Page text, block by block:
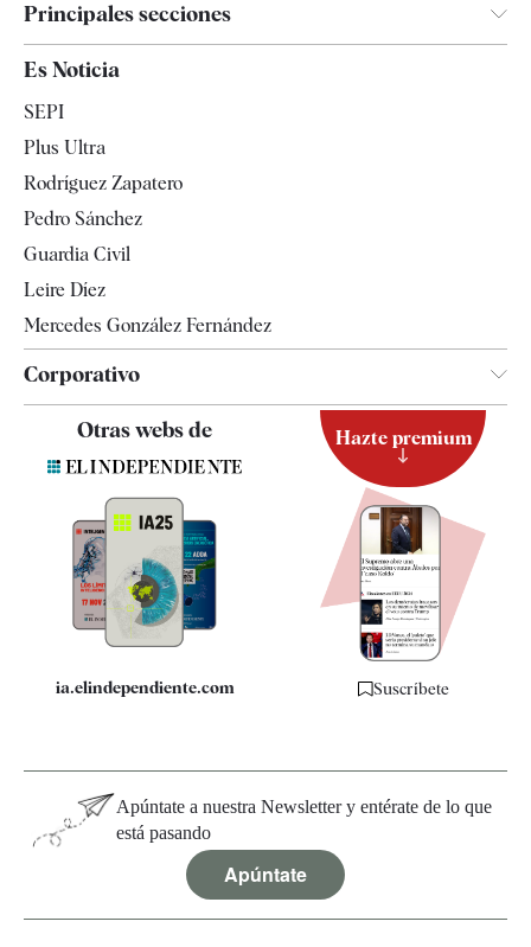
Principales secciones
España
Televisión
Es Noticia
SEPI
Plus Ultra
Rodríguez Zapatero
Pedro Sánchez
Guardia Civil
Leire Díez
Mercedes González Fernández
Corporativo
Contacto
Quiénes somos
Especificaciones
Otras webs de
ia.elindependiente.com
Hazte premium
Suscríbete
Apúntate a nuestra Newsletter y entérate de lo que
está pasando
Apúntate